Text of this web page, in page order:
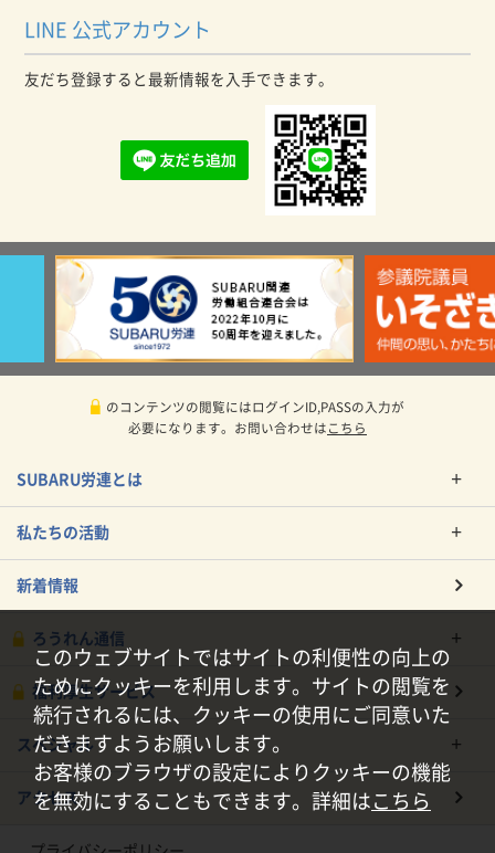
LINE 公式アカウント
友だち登録すると最新情報を入手できます。
のコンテンツの閲覧にはログインID,PASSの入力が
必要になります。お問い合わせは こちら
SUBARU労連とは
私たちの活動
新着情報
ろうれん通信
福利厚生サービス
スペシャル
アクセス
このウェブサイトではサイトの利便性の向上の
ためにクッキーを利用します。サイトの閲覧を
続行されるには、クッキーの使用にご同意いた
だきますようお願いします。
お客様のブラウザの設定によりクッキーの機能
を無効にすることもできます。詳細は こちら